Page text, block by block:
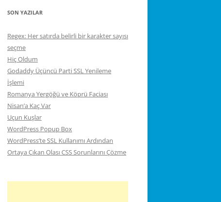
SON YAZILAR
Regex: Her satırda belirli bir karakter sayısı
seçme
Hiç Oldum
Godaddy Üçüncü Parti SSL Yenileme
İşlemi
Romanya Yergöğü ve Köprü Faciası
Nisan’a Kaç Var
Uçun Kuşlar
WordPress Popup Box
WordPress’te SSL Kullanımı Ardından
Ortaya Çıkan Olası CSS Sorunlarını Çözme